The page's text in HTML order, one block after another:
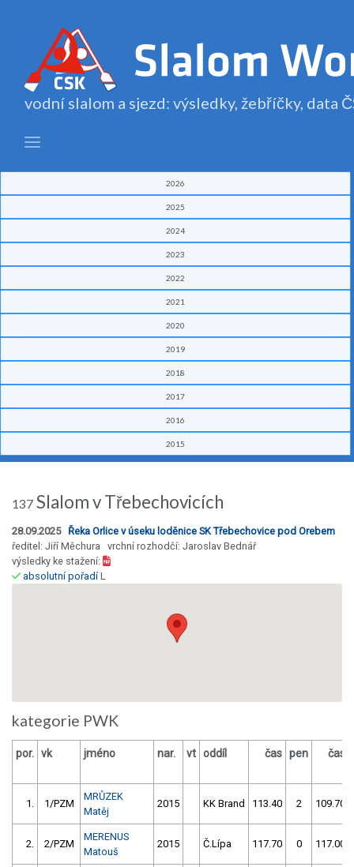
vodní slalom a sjezd: výsledky, žebříčky, data
2026
2025
2024
2023
2022
2021
2020
2019
2018
2017
2016
2015
137 Slalom v Třebechovicích
28.09.2025 Řeka Orlice v úseku loděnice SK Třebechovice pod Orebem
ředitel: Jiří Měchura vrchní rozhodčí: Jaroslav Bednář
výsledky ke stažení:
absolutní pořadíL
kategorie PWK
por. vk jméno nar. vt oddíl čas pen čas
1. 1/PZM
MRŮZEK
Matěj
2015 KK Brand 113.40 2 109.70
2. 2/PZM
MERENUS
Matouš
2015 Č.Lípa 117.70 0 117.00